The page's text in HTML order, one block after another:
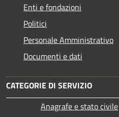
Enti e fondazioni
Politici
Personale Amministrativo
Documenti e dati
CATEGORIE DI SERVIZIO
Anagrafe e stato civile